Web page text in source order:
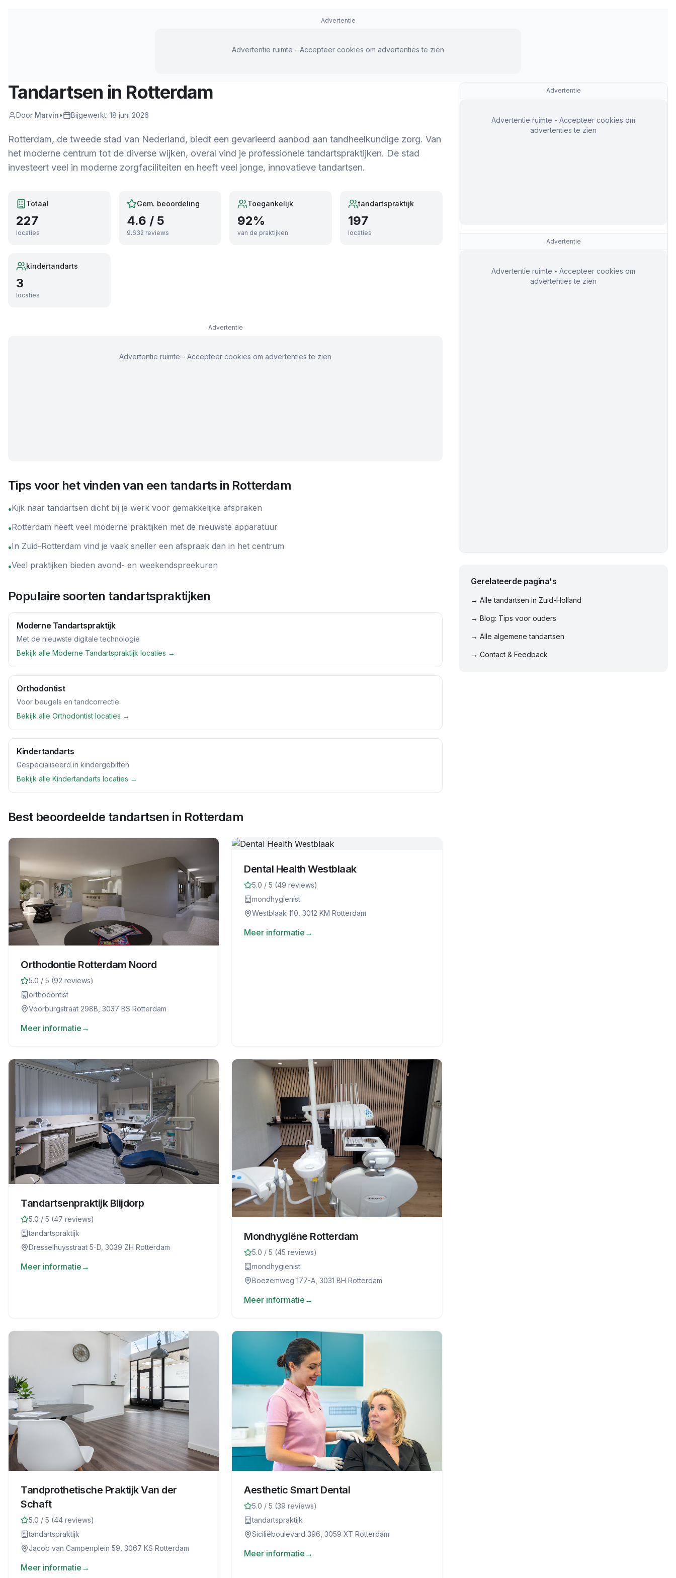
Advertentie
Advertentie ruimte - Accepteer cookies om advertenties te zien
Tandartsen in Rotterdam
Door Marvin• Bijgewerkt: 18 juni 2026
Rotterdam, de tweede stad van Nederland, biedt een gevarieerd aanbod aan tandheelkundige zorg. Van
het moderne centrum tot de diverse wijken, overal vind je professionele tandartspraktijken. De stad
investeert veel in moderne zorgfaciliteiten en heeft veel jonge, innovatieve tandartsen.
Totaal
227
locaties
Gem. beoordeling
4.6 / 5
9.632 reviews
Toegankelijk
92%
van de praktijken
tandartspraktijk
197
locaties
kindertandarts
3
locaties
Advertentie
Advertentie ruimte - Accepteer cookies om advertenties te zien
Tips voor het vinden van een tandarts in Rotterdam
•Kijk naar tandartsen dicht bij je werk voor gemakkelijke afspraken
•Rotterdam heeft veel moderne praktijken met de nieuwste apparatuur
•In Zuid-Rotterdam vind je vaak sneller een afspraak dan in het centrum
•Veel praktijken bieden avond- en weekendspreekuren
Populaire soorten tandartspraktijken
Moderne Tandartspraktijk
Met de nieuwste digitale technologie
Bekijk alle Moderne Tandartspraktijk locaties →
Orthodontist
Voor beugels en tandcorrectie
Bekijk alle Orthodontist locaties →
Kindertandarts
Gespecialiseerd in kindergebitten
Bekijk alle Kindertandarts locaties →
Best beoordeelde tandartsen in Rotterdam
Orthodontie Rotterdam Noord
5.0 / 5 (92 reviews)
orthodontist
Voorburgstraat 298B, 3037 BS Rotterdam
Meer informatie →
Dental Health Westblaak
5.0 / 5 (49 reviews)
mondhygienist
Westblaak 110, 3012 KM Rotterdam
Meer informatie →
Tandartsenpraktijk Blijdorp
5.0 / 5 (47 reviews)
tandartspraktijk
Dresselhuysstraat 5-D, 3039 ZH Rotterdam
Meer informatie →
Mondhygiëne Rotterdam
5.0 / 5 (45 reviews)
mondhygienist
Boezemweg 177-A, 3031 BH Rotterdam
Meer informatie →
Tandprothetische Praktijk Van der
Schaft
5.0 / 5 (44 reviews)
tandartspraktijk
Jacob van Campenplein 59, 3067 KS Rotterdam
Meer informatie →
Aesthetic Smart Dental
5.0 / 5 (39 reviews)
tandartspraktijk
Siciliëboulevard 396, 3059 XT Rotterdam
Meer informatie →
Advertentie
Advertentie ruimte - Accepteer cookies om
advertenties te zien
Advertentie
Advertentie ruimte - Accepteer cookies om
advertenties te zien
Gerelateerde pagina's
→ Alle tandartsen in Zuid-Holland
→ Blog: Tips voor ouders
→ Alle algemene tandartsen
→ Contact & Feedback